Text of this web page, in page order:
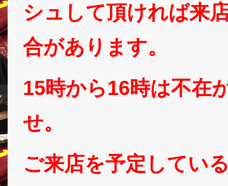
シュして頂ければ来
合があります。
15時から16時は不在
せ。
ご来店を予定してい